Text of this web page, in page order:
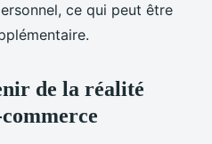
ce qui peut être
de la réalité